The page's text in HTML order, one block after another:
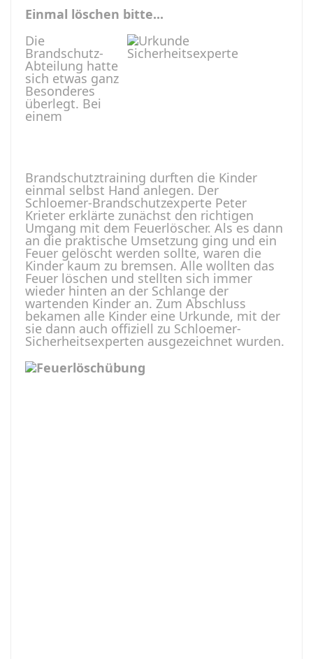
Einmal löschen bitte...
Die
Brandschutz-
Abteilung hatte
sich etwas ganz
Besonderes
überlegt. Bei
einem
Brandschutztraining durften die Kinder
einmal selbst Hand anlegen. Der
Schloemer-Brandschutzexperte Peter
Krieter erklärte zunächst den richtigen
Umgang mit dem Feuerlöscher. Als es dann
an die praktische Umsetzung ging und ein
Feuer gelöscht werden sollte, waren die
Kinder kaum zu bremsen. Alle wollten das
Feuer löschen und stellten sich immer
wieder hinten an der Schlange der
wartenden Kinder an. Zum Abschluss
bekamen alle Kinder eine Urkunde, mit der
sie dann auch offiziell zu Schloemer-
Sicherheitsexperten ausgezeichnet wurden.